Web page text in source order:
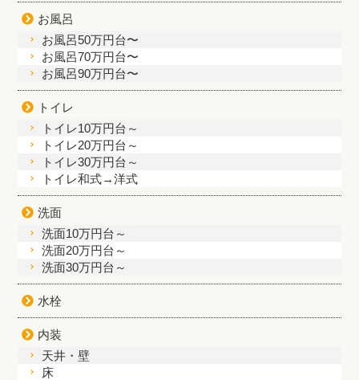
お風呂
お風呂50万円台〜
お風呂70万円台〜
お風呂90万円台〜
トイレ
トイレ10万円台～
トイレ20万円台～
トイレ30万円台～
トイレ和式→洋式
洗面
洗面10万円台～
洗面20万円台～
洗面30万円台～
水栓
内装
天井・壁
床